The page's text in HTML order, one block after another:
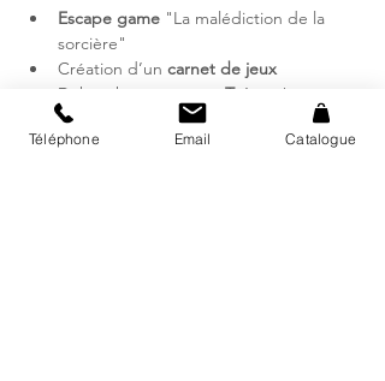
Escape game "La malédiction de la
sorcière"
Création d’un carnet de jeux
Déhanchez-vous avec Twister
!
Puzzle
participatif
Et autres casse-têtes, jeux de mots…
Téléphone Email Catalogue